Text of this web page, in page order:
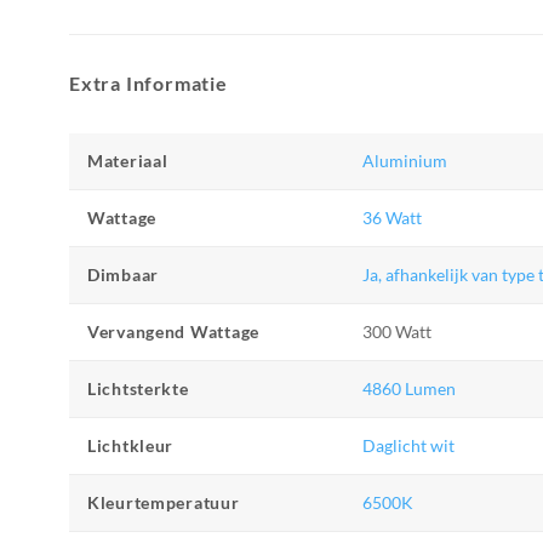
Extra Informatie
Materiaal Aluminium
Wattage 36 Watt
Dimbaar Ja, afhankelijk van
Vervangend Wattage 300 Watt
Lichtsterkte 4860 Lumen
Lichtkleur Daglicht wit
Kleurtemperatuur 6500K